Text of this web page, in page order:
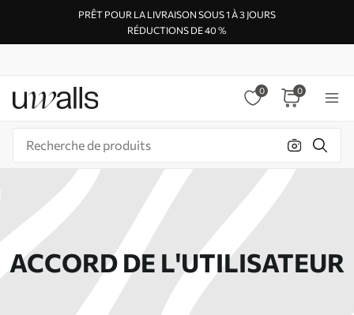
PRÊT POUR LA LIVRAISON SOUS 1 À 3 JOURS
RÉDUCTIONS DE 40 %
0 0
ACCORD DE L'UTILISATEUR